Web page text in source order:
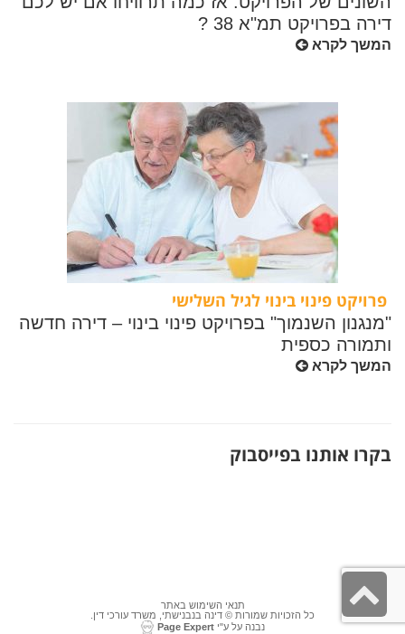
דירה בפרויקט תמ"א 38 ?
המשך לקרא
פרויקט פינוי בינוי לגיל השלישי
"מנגנון השנמוך" בפרויקט פינוי בינוי – דירה חדשה
ותמורה כספית
המשך לקרא
בקרו אותנו בפייסבוק
תנאי השימוש באתר
כל הזכויות שמורות © דינה בנבנישתי, משרד עורכי דין.
נבנה על ע"י Page Expert
לראש